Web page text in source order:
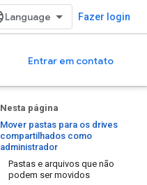
Fazer login
Entrar em contato
Nesta página
Mover pastas para os drives
compartilhados como
administrador
Pastas e arquivos que não
podem ser movidos